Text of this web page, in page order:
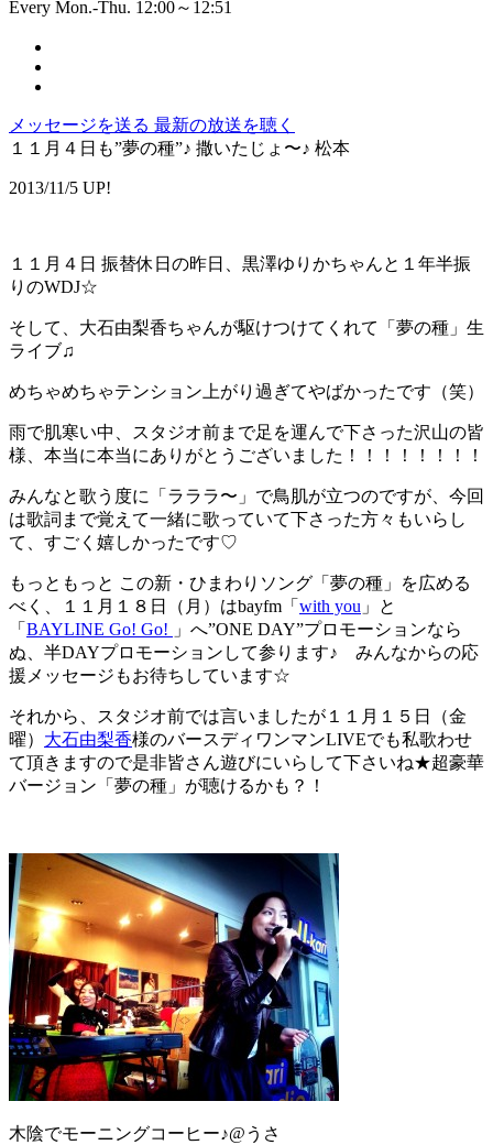
Every Mon.-Thu. 12:00～12:51
メッセージを送る 最新の放送を聴く
１１月４日も”夢の種”♪ 撒いたじょ〜♪ 松本
2013/11/5 UP!
１１月４日 振替休日の昨日、黒澤ゆりかちゃんと１年半振
りのWDJ☆
そして、大石由梨香ちゃんが駆けつけてくれて「夢の種」生
ライブ♫
めちゃめちゃテンション上がり過ぎてやばかったです（笑）
雨で肌寒い中、スタジオ前まで足を運んで下さった沢山の皆
様、本当に本当にありがとうございました！！！！！！！！
みんなと歌う度に「ラララ〜」で鳥肌が立つのですが、今回
は歌詞まで覚えて一緒に歌っていて下さった方々もいらし
て、すごく嬉しかったです♡
もっともっと この新・ひまわりソング「夢の種」を広める
べく、１１月１８日（月）はbayfm「 with you 」と
「 BAYLINE Go! Go! 」へ”ONE DAY”プロモーションなら
ぬ、半DAYプロモーションして参ります♪ みんなからの応
援メッセージもお待ちしています☆
それから、スタジオ前では言いましたが１１月１５日（金
曜） 大石由梨香様のバースディワンマンLIVEでも私歌わせ
て頂きますので是非皆さん遊びにいらして下さいね★超豪華
バージョン「夢の種」が聴けるかも？！
木陰でモーニングコーヒー♪@うさ